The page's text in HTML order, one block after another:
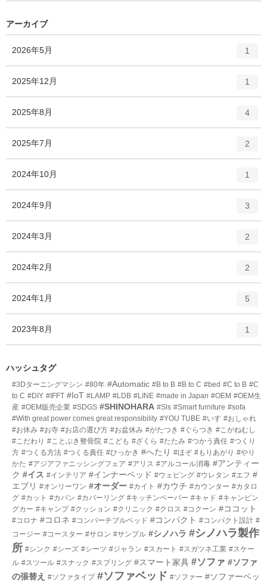
アーカイブ
2026年5月
リ
ー
1
2025年12月
ー
1
2025年8月
ー
数
4
2025年7月
リ
ー
2
2024年10月
ー
1
2024年9月
ー
3
2024年3月
ー
2
2024年2月
ー
2
2024年1月
ー
5
2023年8月
リ
数
1
ハッシュタグ
#3Dターニングマシン #80年 #Automatic #B to B #B to C #bed #C to B #C
to C #DIY #IFFT #IoT #LAMP #LDB #LINE #made in Japan #OEM #OEM生
産 #OEM販売企業 #SDGS #SHINOHARA #Sls #Smart furniture #sofa
#With great power comes great responsibility #YOU TUBE #いす #おしゃれ
#お休み #お寺 #お店の選び方 #お盆休み #がたつき #ぐらつき #こがねむし
#こだわり #ことぶき整骨院 #こども #ざくら #たたみ #つかう責任 #つくり
方 #つくる方法 #つくる責任 #ひっかき #へたり #ほぞ #もりあがり #やり
かた #アジアファニッシングフェア #アリス #アルコール消毒 #アンティー
ク #イス #インテリア #インナーベッド #ウェピング #ウレタン #エフ #
エブリ #オンリーワン #オーダー #カイト #カウチ #カウンター #カタロ
グ #カット #カバン #カバーリング #キッチンペーパー #キャド #キャンピン
グカー #キャンプ #クッション #クリニック #クロス #コクーン #ココット
#コロナ #コロネ #コンバーチブルベッド #コンパクト #コンパクト設計 #
コージー #コースター #サロン #サンプル #シノハラ #シノハラ製作
所 #シンク #シーズ #シーツ #ジャラン #スカート #スガツネ工業 #スケー
ル #スツール #スナック #スプリング #スマート家具 #ソファ #ソファ
の張替え #ソファタイプ #ソファベッド #ソファー #ソファーベッ